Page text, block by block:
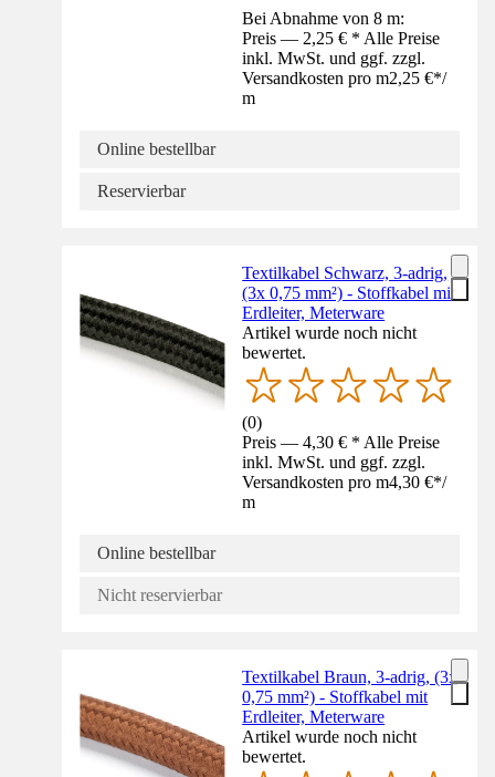
Bei Abnahme von 8 m:
Preis — 2,25 € * Alle Preise
inkl. MwSt. und ggf. zzgl.
Versandkosten pro m2,25 €*/
m
Online bestellbar
Reservierbar
Textilkabel Schwarz, 3-adrig,
(3x 0,75 mm²) - Stoffkabel mit
Erdleiter, Meterware
Artikel wurde noch nicht
bewertet.
(0)
Preis — 4,30 € * Alle Preise
inkl. MwSt. und ggf. zzgl.
Versandkosten pro m4,30 €*/
m
Online bestellbar
Nicht reservierbar
Textilkabel Braun, 3-adrig, (3x
0,75 mm²) - Stoffkabel mit
Erdleiter, Meterware
Artikel wurde noch nicht
bewertet.